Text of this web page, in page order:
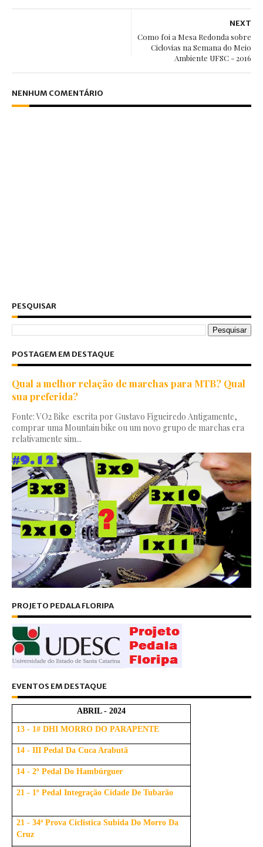
NEXT
Como foi a Mesa Redonda sobre
Ciclovias na Semana do Meio
Ambiente UFSC - 2016
NENHUM COMENTÁRIO
PESQUISAR
POSTAGEM EM DESTAQUE
Qual a melhor relação de marchas para MTB? Qual
sua preferida?
Fonte: VO2 Bike escrita por Gustavo Figueiredo Antigamente,
comprar uma Mountain bike ou um novo grupo de marchas era
relativamente sim...
PROJETO PEDALA FLORIPA
EVENTOS EM DESTAQUE
ABRIL - 2024
13 - 1# DHI MORRO DO PARAPENTE
14 - III Pedal Da Cuca Arabutã
14 - 2º Pedal Do Hambúrguer
21 - 1º Pedal Integração Cidade De Tubarão
21 - 34ª Prova Ciclistica Subida Do Morro Da
Cruz